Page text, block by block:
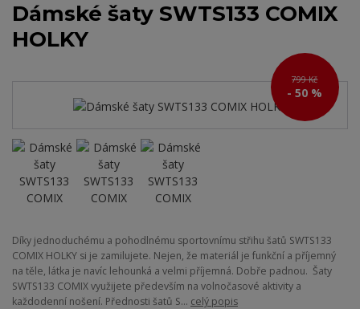
Dámské šaty SWTS133 COMIX
HOLKY
799 Kč
- 50 %
Díky jednoduchému a pohodlnému sportovnímu střihu šatů SWTS133
COMIX HOLKY si je zamilujete. Nejen, že materiál je funkční a příjemný
na těle, látka je navíc lehounká a velmi příjemná. Dobře padnou. Šaty
SWTS133 COMIX využijete především na volnočasové aktivity a
každodenní nošení. Přednosti šatů S... celý popis